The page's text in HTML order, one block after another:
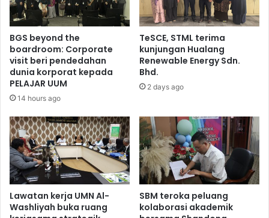
BGS beyond the
boardroom: Corporate
visit beri pendedahan
dunia korporat kepada
PELAJAR UUM
14 hours ago
TeSCE, STML terima
kunjungan Hualang
Renewable Energy Sdn.
Bhd.
2 days ago
Lawatan kerja UMN Al-
Washliyah buka ruang
SBM teroka peluang
kolaborasi akademik